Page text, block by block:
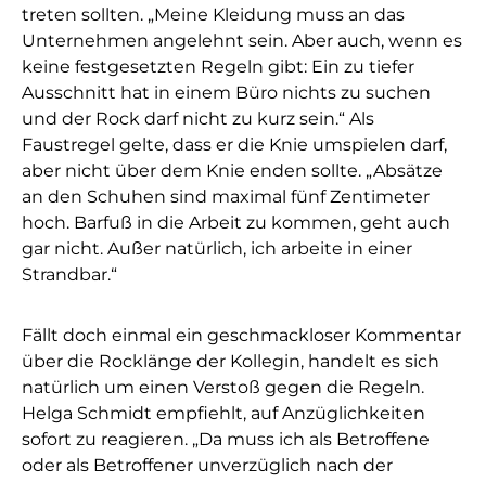
treten sollten. „Meine Kleidung muss an das
Unternehmen angelehnt sein. Aber auch, wenn es
keine festgesetzten Regeln gibt: Ein zu tiefer
Ausschnitt hat in einem Büro nichts zu suchen
und der Rock darf nicht zu kurz sein.“ Als
Faustregel gelte, dass er die Knie umspielen darf,
aber nicht über dem Knie enden sollte. „Absätze
an den Schuhen sind maximal fünf Zentimeter
hoch. Barfuß in die Arbeit zu kommen, geht auch
gar nicht. Außer natürlich, ich arbeite in einer
Strandbar.“
Fällt doch einmal ein geschmackloser Kommentar
über die Rocklänge der Kollegin, handelt es sich
natürlich um einen Verstoß gegen die Regeln.
Helga Schmidt empfiehlt, auf Anzüglichkeiten
sofort zu reagieren. „Da muss ich als Betroffene
oder als Betroffener unverzüglich nach der